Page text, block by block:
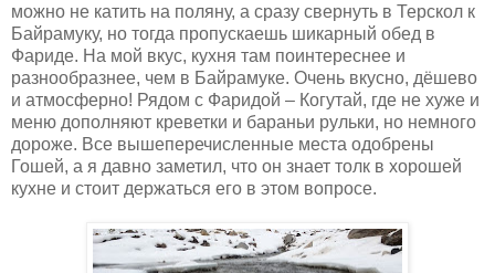
можно не катить на поляну, а сразу свернуть в Терскол к
Байрамуку, но тогда пропускаешь шикарный обед в
Фариде. На мой вкус, кухня там поинтереснее и
разнообразнее, чем в Байрамуке. Очень вкусно, дёшево
и атмосферно! Рядом с Фаридой – Когутай, где не хуже и
меню дополняют креветки и бараньи рульки, но немного
дороже. Все вышеперечисленные места одобрены
Гошей, а я давно заметил, что он знает толк в хорошей
кухне и стоит держаться его в этом вопросе.